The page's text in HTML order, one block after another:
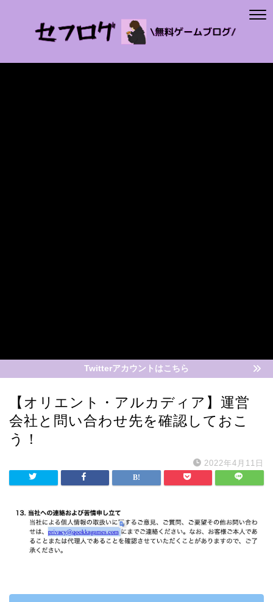
Twitterアカウントはこちら
【オリエント・アルカディア】運営
会社と問い合わせ先を確認しておこ
う！
2022年4月11日